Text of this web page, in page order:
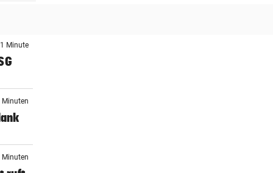
Minute
Minuten
Minuten